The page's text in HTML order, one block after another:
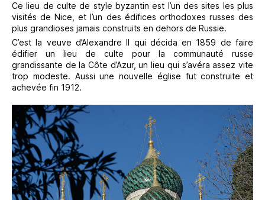
Ce lieu de culte de style byzantin est l’un des sites les plus
visités de Nice, et l’un des édifices orthodoxes russes des
plus grandioses jamais construits en dehors de Russie.
C’est la veuve d’Alexandre II qui décida en 1859 de faire
édifier un lieu de culte pour la communauté russe
grandissante de la Côte d’Azur, un lieu qui s’avéra assez vite
trop modeste. Aussi une nouvelle église fut construite et
achevée fin 1912.